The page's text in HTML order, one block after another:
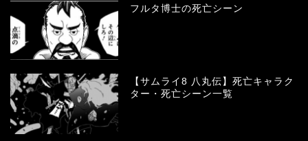
フルタ博士の死亡シーン
【サムライ8 八丸伝】死亡キャラク
ター・死亡シーン一覧